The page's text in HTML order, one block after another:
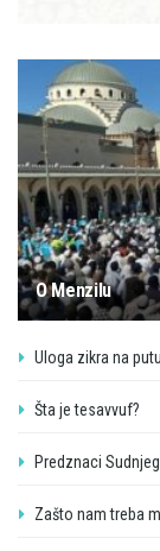
O Menzilu
Uloga zikra na
Šta je tesavvuf?
Predznaci
Zašto nam treba